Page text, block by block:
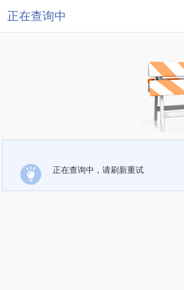
正在查询中
正在查询中，请刷新重试